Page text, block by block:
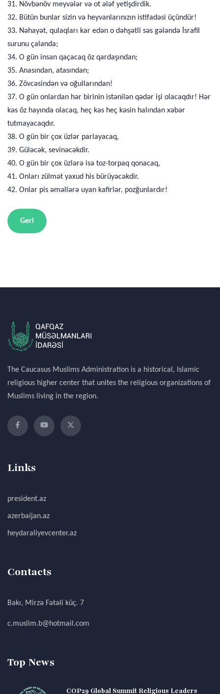
31. Növbənöv meyvələr və ot ələf yetişdirdik.
32. Bütün bunlar sizin və heyvanlarınızın istifadəsi üçündür!
33. Nəhayət, qulaqları kar edən o dəhşətli səs gələndə İsrafil
surunu çalanda;
34. O gün insan qaçacaq öz qardaşından;
35. Anasından, atasından;
36. Zövcəsindən və oğullarından!
37. O gün onlardan hər birinin istənilən qədər işi olacaqdır! Hər
kəs öz hayında olacaq, heç kəs heç kəsin halından xəbər
tutmayacaqdır.
38. O gün bir çox üzlər parlayacaq,
39. Güləcək, sevinəcəkdir.
40. O gün bir çox üzlərə isə toz-torpaq qonacaq,
41. Onları zülmət yaxud his bürüyəcəkdir.
42. Onlar pis əməllərə uyan kafirlər, pozğunlardır!
Geri
The Caucasus Muslims Administration is a historical, Islamic
religious higher center that unites the religious organizations of
Muslims living in the region.
Links
president.az
azerbaijan.az
heydaraliyevcenter.az
Contacts
Bakı, Mirzə Fətəli küç. 7
c.muslim.b@hotmail.com
Top News
COP29 Global Summit Religious Leaders